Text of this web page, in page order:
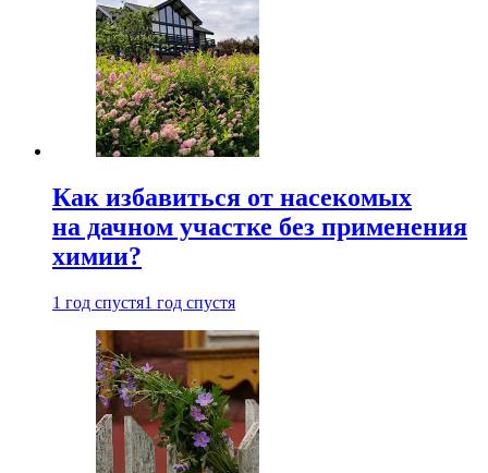
Как избавиться от насекомых
на дачном участке без применения
химии?
1 год спустя1 год спустя